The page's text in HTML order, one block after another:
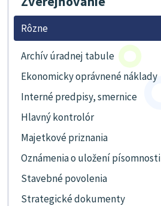
Rôzne
Archív úradnej tabule
Ekonomicky oprávnené náklady
Interné predpisy, smernice
Hlavný kontrolór
Majetkové priznania
Oznámenia o uložení písomnosti
Stavebné povolenia
Strategické dokumenty